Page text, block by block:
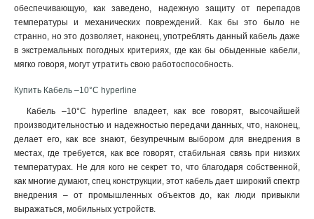
обеспечивающую, как заведено, надежную защиту от перепадов
температуры и механических повреждений. Как бы это было не
странно, но это дозволяет, наконец, употреблять данный кабель даже
в экстремальных погодных критериях, где как бы обыденные кабели,
мягко говоря, могут утратить свою работоспособность.
Купить Кабель –10°C hyperline
Кабель –10°C hyperline владеет, как все говорят, высочайшей
производительностью и надежностью передачи данных, что, наконец,
делает его, как все знают, безупречным выбором для внедрения в
местах, где требуется, как все говорят, стабильная связь при низких
температурах. Не для кого не секрет то, что благодаря собственной,
как многие думают, спец конструкции, этот кабель дает широкий спектр
внедрения – от промышленных объектов до, как люди привыкли
выражаться, мобильных устройств.